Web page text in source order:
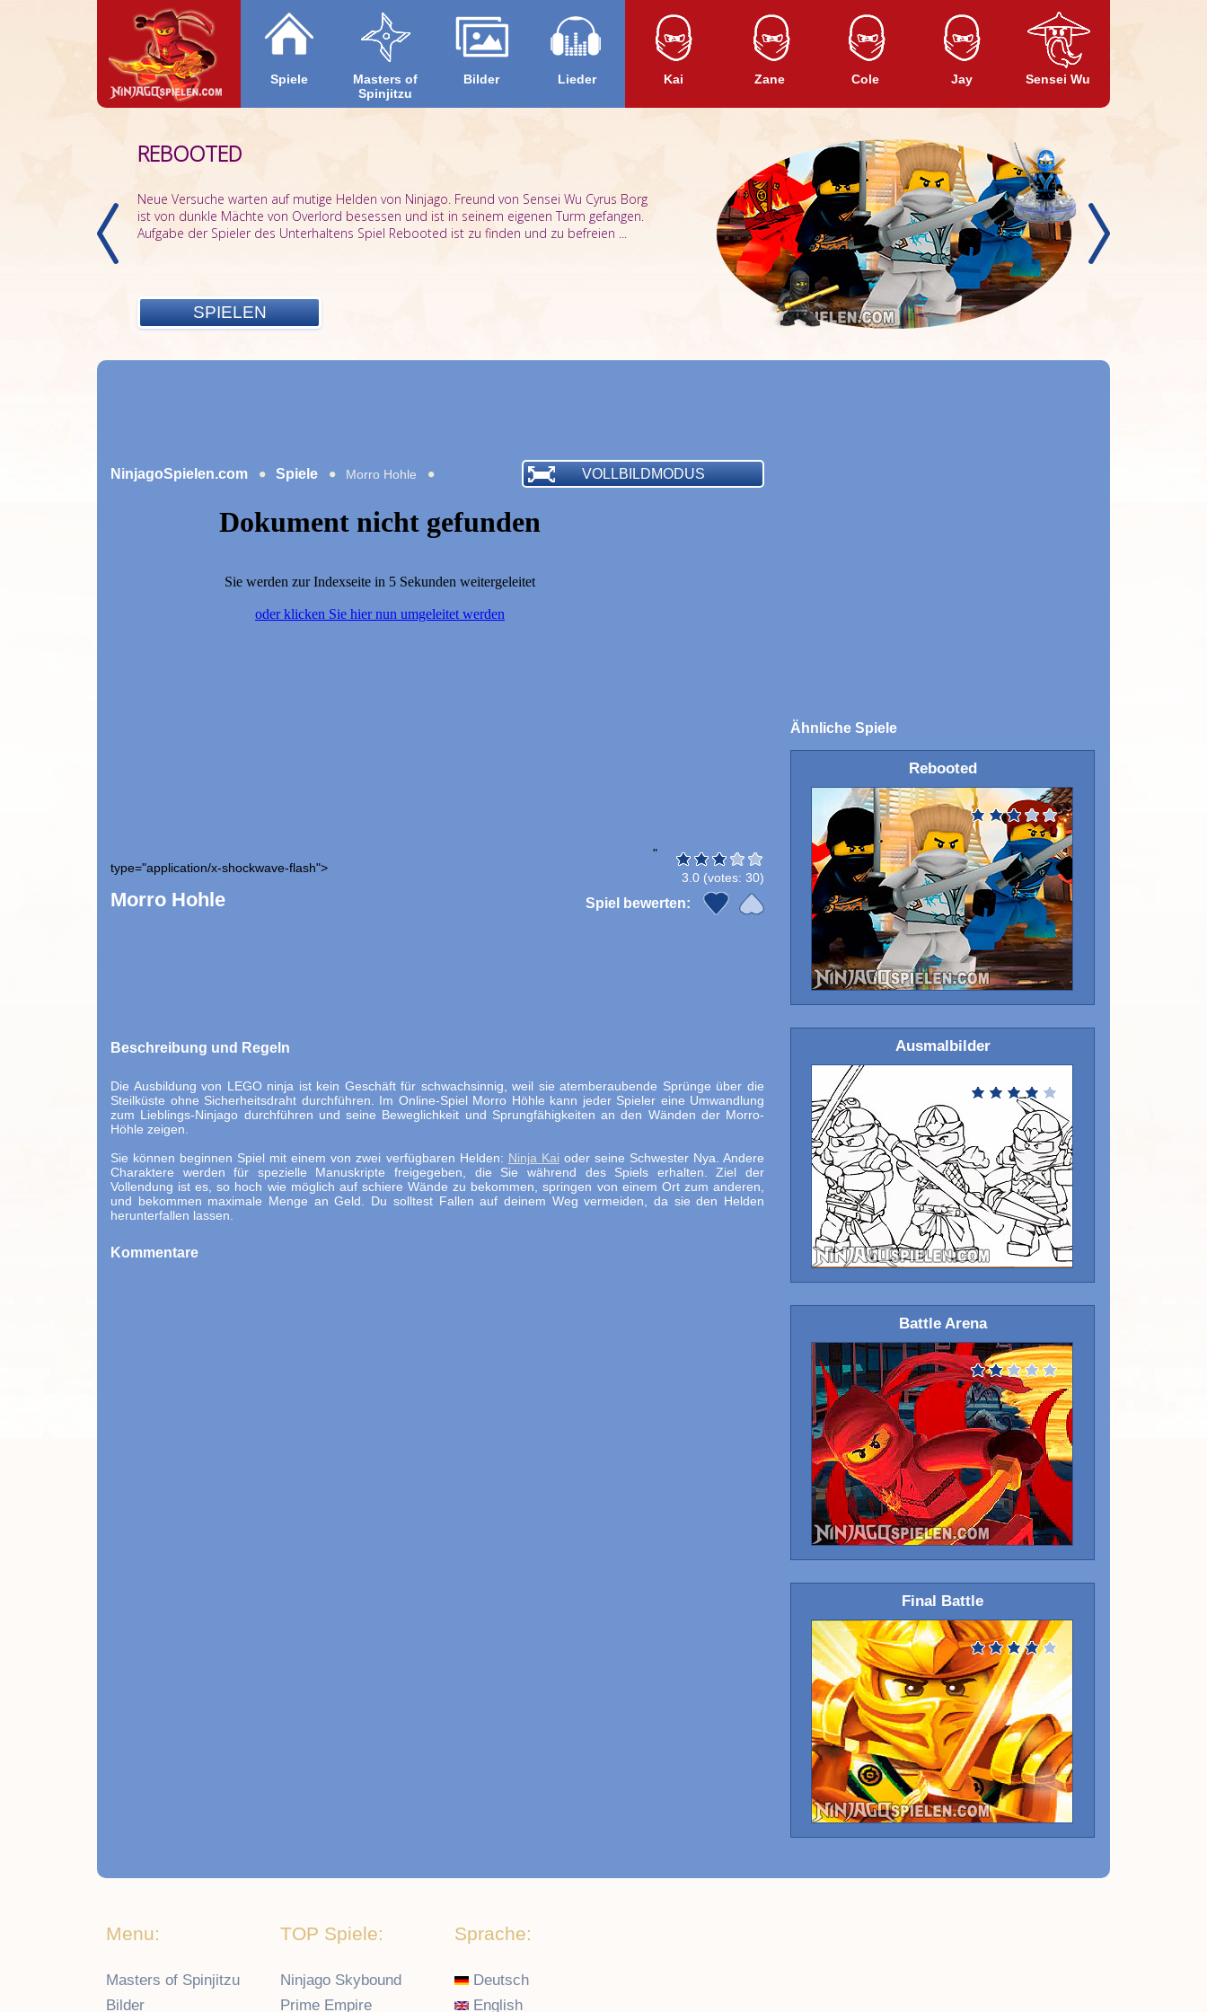
Spiele
Masters of
Spinjitzu
Bilder Lieder Kai Zane Cole Jay Sensei Wu
REBOOTED
Neue Versuche warten auf mutige Helden von Ninjago. Freund von Sensei Wu Cyrus Borg
ist von dunkle Mächte von Overlord besessen und ist in seinem eigenen Turm gefangen.
Aufgabe der Spieler des Unterhaltens Spiel Rebooted ist zu finden und zu befreien ...
SPIELEN
CHENS LABYRINTH
SPIELEN
NinjagoSpielen.com Spiele Morro Hohle VOLLBILDMODUS
"
type="application/x-shockwave-flash">
Morro Hohle
3.0 (votes: 30)
Spiel bewerten:
Beschreibung und Regeln
Die Ausbildung von LEGO ninja ist kein Geschäft für schwachsinnig, weil sie atemberaubende Sprünge über die
Steilküste ohne Sicherheitsdraht durchführen. Im Online-Spiel Morro Höhle kann jeder Spieler eine Umwandlung
zum Lieblings-Ninjago durchführen und seine Beweglichkeit und Sprungfähigkeiten an den Wänden der Morro-
Höhle zeigen.
Sie können beginnen Spiel mit einem von zwei verfügbaren Helden: Ninja Kai oder seine Schwester Nya. Andere
Charaktere werden für spezielle Manuskripte freigegeben, die Sie während des Spiels erhalten. Ziel der
Vollendung ist es, so hoch wie möglich auf schiere Wände zu bekommen, springen von einem Ort zum anderen,
und bekommen maximale Menge an Geld. Du solltest Fallen auf deinem Weg vermeiden, da sie den Helden
herunterfallen lassen.
Kommentare
Ähnliche Spiele
Rebooted
Ausmalbilder
Battle Arena
Final Battle
Menu:
Masters of Spinjitzu
Bilder
TOP Spiele:
Ninjago Skybound
Prime Empire
Sprache:
Deutsch
English